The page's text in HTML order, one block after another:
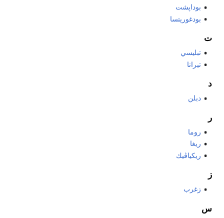
بوداپشت
بودغوريتسا
ت
تبليسي
تيرانا
د
دبلن
ر
روما
ريغا
ريكياڤيك
ز
زغرب
س